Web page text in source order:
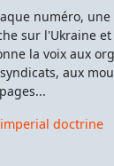
numéro, une
sur l'Ukraine et
la voix aux
aux
doctrine